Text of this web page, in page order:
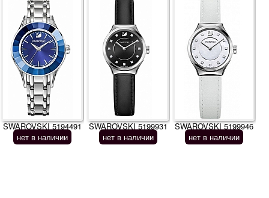
SWAROVSKI 5194491
нет в наличии
SWAROVSKI 5199931
нет в наличии
SWAROVSKI 5199946
нет в наличии